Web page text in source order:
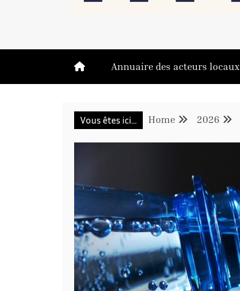
Annuaire des acteurs locaux
Vous êtes ici... Home 2026